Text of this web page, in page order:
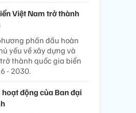
Việt Nam trở thành
phấn đấu hoàn
yếu về xây dựng và
thành quốc gia biển
- 2030.
động của Ban đại